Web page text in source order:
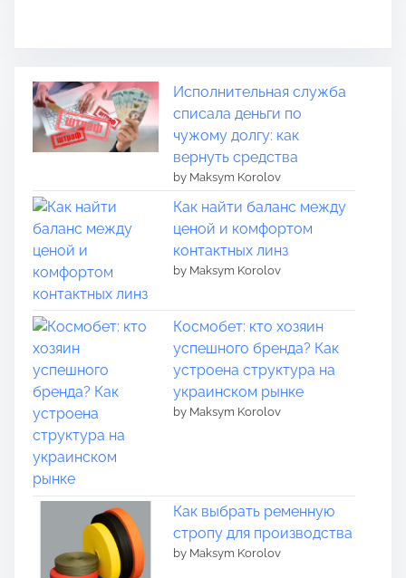
Исполнительная служба
списала деньги по
чужому долгу: как
вернуть средства
by Maksym Korolov
Как найти баланс между
ценой и комфортом
контактных линз
by Maksym Korolov
Космобет: кто хозяин
успешного бренда? Как
устроена структура на
украинском рынке
by Maksym Korolov
Как выбрать ременную
стропу для производства
by Maksym Korolov